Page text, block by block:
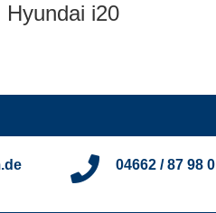
Hyundai i20
04662 / 87 98 0